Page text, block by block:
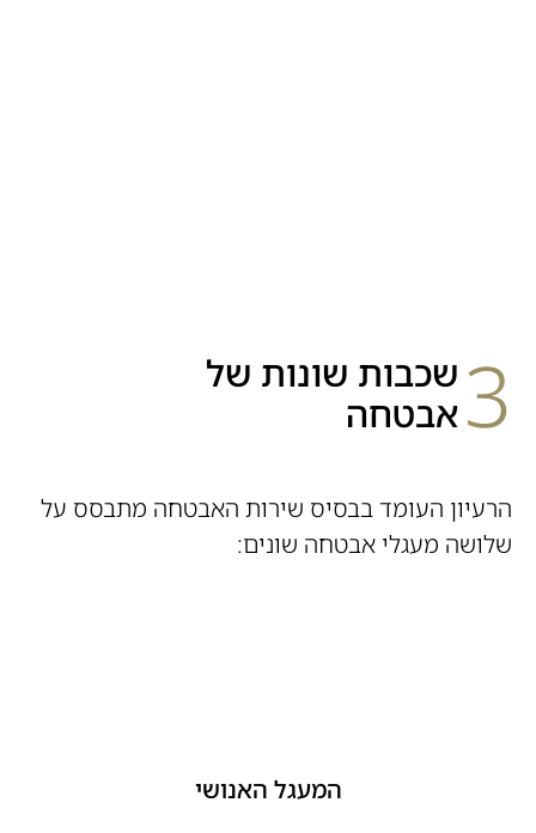
3 שכבות שונות של
אבטחה
הרעיון העומד בבסיס שירות האבטחה מתבסס על
שלושה מעגלי אבטחה שונים:
המעגל האנושי